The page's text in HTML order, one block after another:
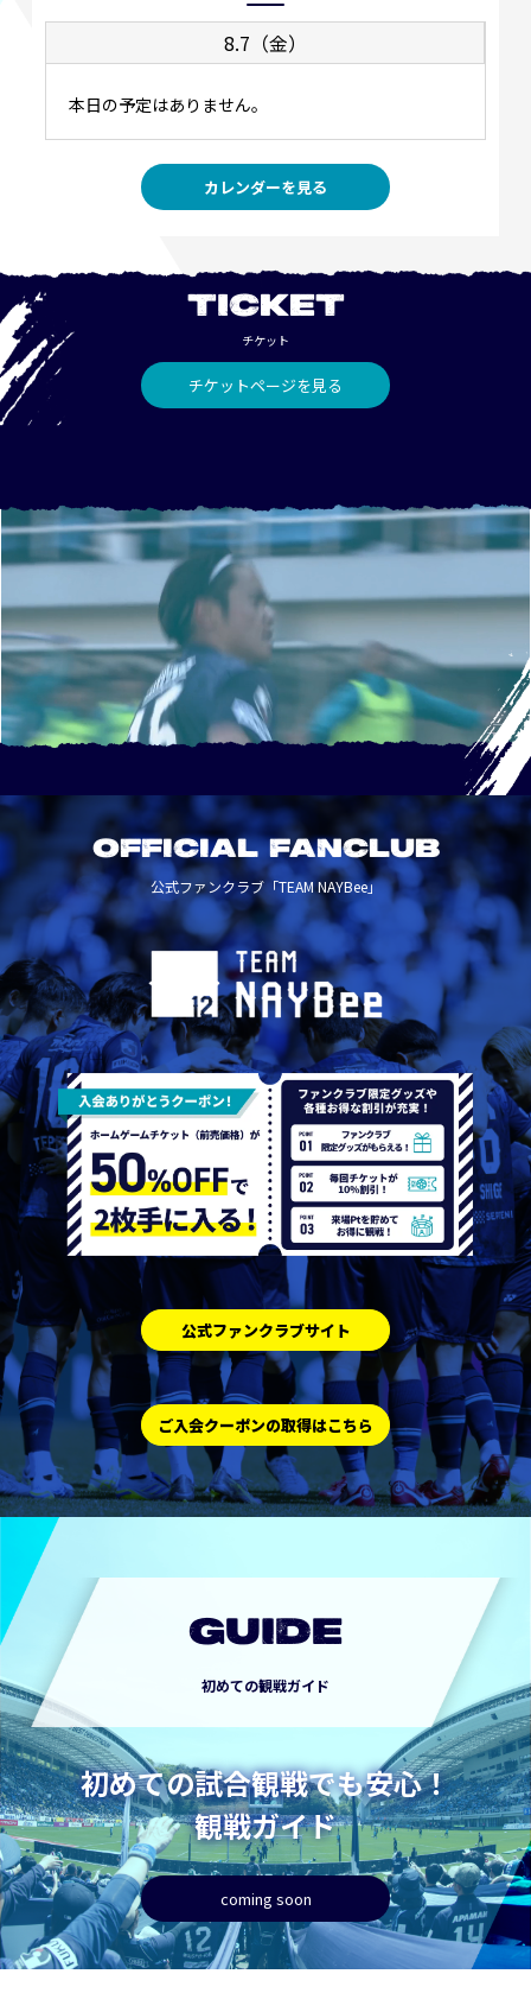
8.7（金）
本日の予定はありません。
カレンダーを見る
TICKET
チケット
チケットページを見る
OFFICIAL FANCLUB
公式ファンクラブ「TEAM NAYBee」
公式ファンクラブサイト
ご入会クーポンの取得はこちら
GUIDE
初めての観戦ガイド
初めての試合観戦でも安心！
観戦ガイド
coming soon